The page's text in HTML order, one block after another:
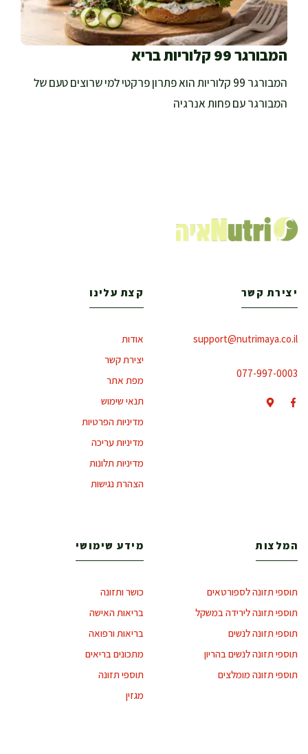
המבורגר 99 קלוריות בריא
המבורגר 99 קלוריות הוא פתרון פרקטי למי שרוצים טעם של
המבורגר עם פחות אנרגיה
יצירת קשר
support@nutrimaya.co.il
077-997-0003
קצת עלינו
אודות
יצירת קשר
מפת אתר
תנאי שימוש
מדיניות הפרטיות
מדיניות עריכה
מדיניות תלונות
הצהרת נגישות
המלצות
תוספי תזונה לספורטאים
תוספי תזונה לירידה במשקל
תוספי תזונה לנשים
תוספי תזונה לנשים בהריון
תוספי תזונה מומלצים
מידע שימושי
כושר ותזונה
בריאות האישה
בריאות ורפואה
מתכונים בריאים
תוספי תזונה
מגזין